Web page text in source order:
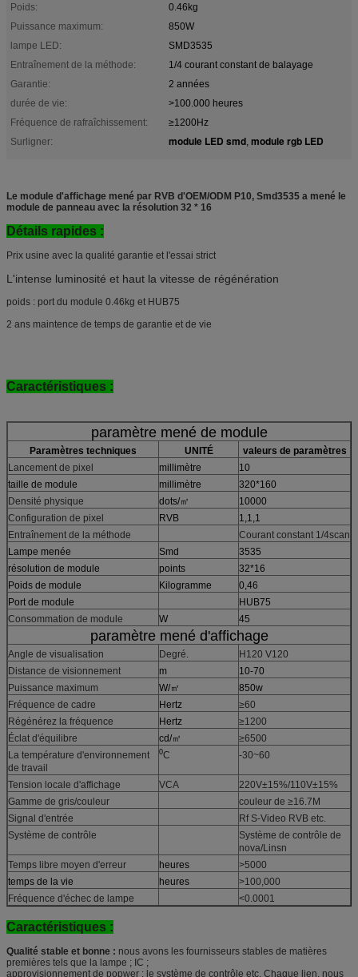
Poids:
0.46kg
Puissance maximum:
850W
lampe LED:
SMD3535
Entraînement de la méthode:
1/4 courant constant de balayage
Garantie:
2 années
durée de vie:
>100.000 heures
Fréquence de rafraîchissement:
≥1200Hz
Surligner:
module LED smd, module rgb LED
Le module d'affichage mené par RVB d'OEM/ODM P10, Smd3535 a mené le
module de panneau avec la résolution 32 * 16
Détails rapides :
Prix usine avec la qualité garantie et l'essai strict
L'intense luminosité et haut la vitesse de régénération
poids : port du module 0.46kg et HUB75
2 ans maintence de temps de garantie et de vie
Caractéristiques :
paramètre mené de module
Paramètres techniques UNITÉ
valeurs de paramètres
Lancement de pixel
millimètre
10
taille de module
millimètre
320*160
Densité physique
dots/㎡
10000
Configuration de pixel
RVB
1,1,1
Entraînement de la méthode
Courant constant 1/4scan
Lampe menée
Smd
3535
résolution de module
points
32*16
Poids de module
Kilogramme
0,46
Port de module
HUB75
Consommation de module
W 45
paramètre mené d'affichage
Angle de visualisation Degré.
H120 V120
Distance de visionnement
m
10-70
Puissance maximum
W/㎡
850w
Fréquence de cadre
Hertz
≥60
Régénérez la fréquence
Hertz
≥1200
Éclat d'équilibre
cd/㎡
≥6500
La température d'environnement
de travail
0C -30~60
Tension locale d'affichage VCA
220V±15%/110V±15%
Gamme de gris/couleur
couleur de ≥16.7M
Signal d'entrée
Rf S-Video RVB etc.
Système de contrôle
Système de contrôle de
nova/Linsn
Temps libre moyen d'erreur
heures
>5000
temps de la vie
heures
>100,000
Fréquence d'échec de lampe
<0.0001
Caractéristiques :
Qualité stable et bonne : nous avons les fournisseurs stables de matières
premières tels que la lampe ; IC ;
approvisionnement de popwer ; le système de contrôle etc. Chaque lien, nous